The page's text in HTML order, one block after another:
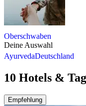
Oberschwaben
Deine Auswahl
AyurvedaDeutschland
10 Hotels &
Empfehlung